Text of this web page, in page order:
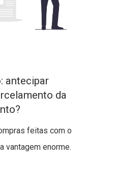
antecipar
da
feitas com o
vantagem enorme.